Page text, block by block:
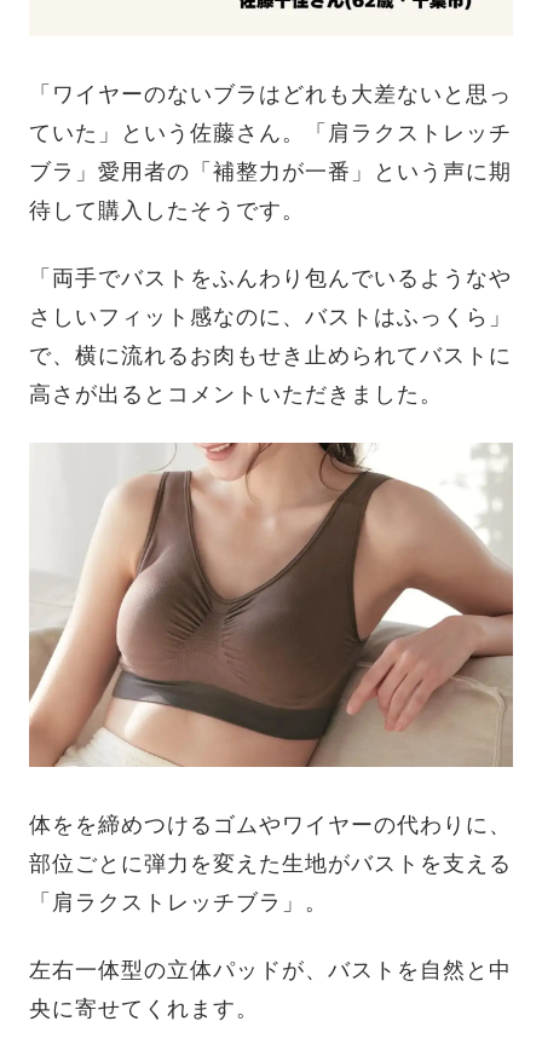
「ワイヤーのないブラはどれも大差ないと思っ
ていた」という佐藤さん。「肩ラクストレッチ
ブラ」愛用者の「補整力が一番」という声に期
待して購入したそうです。
「両手でバストをふんわり包んでいるようなや
さしいフィット感なのに、バストはふっくら」
で、横に流れるお肉もせき止められてバストに
高さが出るとコメントいただきました。
体をを締めつけるゴムやワイヤーの代わりに、
部位ごとに弾力を変えた生地がバストを支える
「肩ラクストレッチブラ」。
左右一体型の立体パッドが、バストを自然と中
央に寄せてくれます。